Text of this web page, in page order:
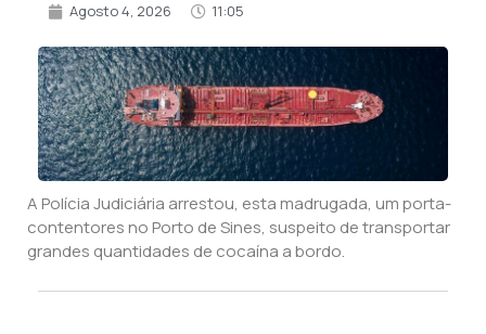
Agosto 4, 2026 11:05
A Polícia Judiciária arrestou, esta madrugada, um porta-
contentores no Porto de Sines, suspeito de transportar
grandes quantidades de cocaína a bordo.